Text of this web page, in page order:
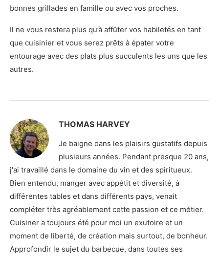
bonnes grillades en famille ou avec vos proches.
Il ne vous restera plus qu’à affûter vos habiletés en tant
que cuisinier et vous serez prêts à épater votre
entourage avec des plats plus succulents les uns que les
autres.
THOMAS HARVEY
Je baigne dans les plaisirs gustatifs depuis
plusieurs années. Pendant presque 20 ans,
j'ai travaillé dans le domaine du vin et des spiritueux.
Bien entendu, manger avec appétit et diversité, à
différentes tables et dans différents pays, venait
compléter très agréablement cette passion et ce métier.
Cuisiner a toujours été pour moi un exutoire et un
moment de liberté, de création mais surtout, de bonheur.
Approfondir le sujet du barbecue, dans toutes ses